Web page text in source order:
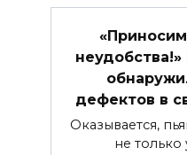
дефектов в
Оказывается,
не только